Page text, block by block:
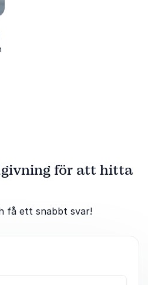
för att hitta
få ett snabbt svar!